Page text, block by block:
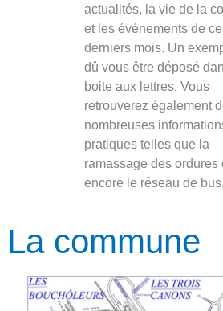
actualités, la vie de la
et les événements de
derniers mois. Un
dû vous être déposé
boite aux lettres. Vous
retrouverez également
nombreuses
pratiques telles que la
ramassage des ordures
encore le réseau de
La commune